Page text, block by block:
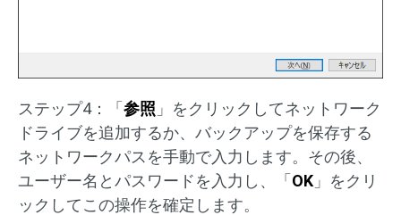
ステップ4：「参照 」をクリックしてネットワーク
ドライブを追加するか、バックアップを保存する
ネットワークパスを手動で入力します。その後、
ユーザー名とパスワードを入力し、「OK 」をクリ
ックしてこの操作を確定します。